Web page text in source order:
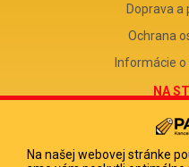
Doprava
Ochrana
Informácie
NA
Na našej webovej stránke